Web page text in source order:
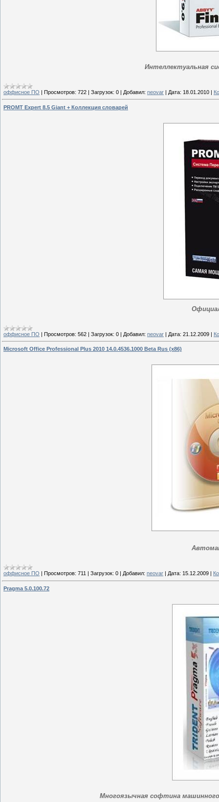
Интеллектуальная
оффисное ПО | Просмотров: 722 | Загрузок: 0 | Добавил: neovar | Дата: 18.01.2010 |
PROMT Expert 8.5 Giant + Коллекция словарей
оффисное ПО | Просмотров: 562 | Загрузок: 0 | Добавил: neovar | Дата: 21.12.2009 |
Microsoft Office Professional Plus 2010 14.0.4536.1000 Beta Rus (x86)
оффисное ПО Просмотров: 711 Загрузок: 0 Добавил: neovar Дата: 15.12.2009
Pragma 5.0.100.72
Многоязычная софтина